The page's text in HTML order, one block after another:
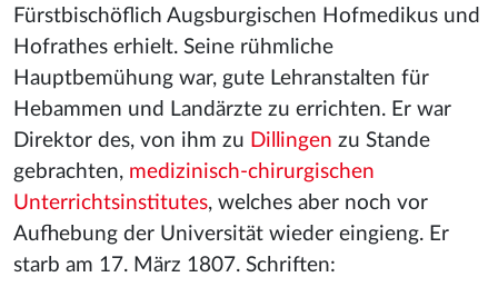
Fürstbischöflich Augsburgischen Hofmedikus und
Hofrathes erhielt. Seine rühmliche
Hauptbemühung war, gute Lehranstalten für
Hebammen und Landärzte zu errichten. Er war
Direktor des, von ihm zu Dillingen zu Stande
gebrachten, medizinisch-chirurgischen
Unterrichtsinstitutes, welches aber noch vor
Aufhebung der Universität wieder eingieng. Er
starb am 17. März 1807. Schriften: